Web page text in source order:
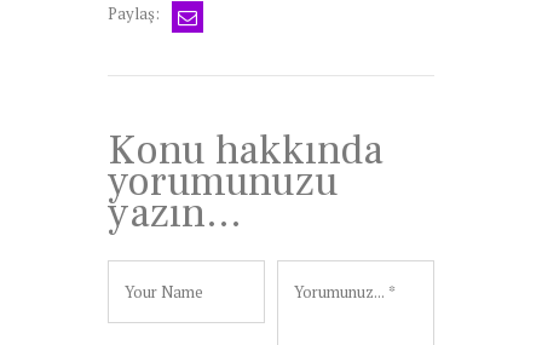
Paylaş:
Konu hakkında
yorumunuzu
yazın...